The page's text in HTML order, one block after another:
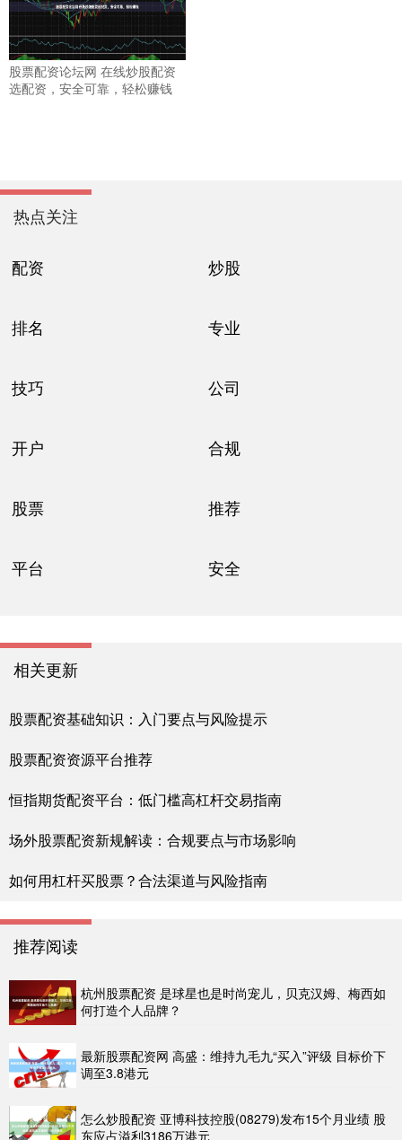
股票配资论坛网 在线炒股配资
选配资，安全可靠，轻松赚钱
热点关注
配资 炒股
排名 专业
技巧 公司
开户 合规
股票 推荐
平台 安全
相关更新
股票配资基础知识：入门要点与风险提示
股票配资资源平台推荐
恒指期货配资平台：低门槛高杠杆交易指南
场外股票配资新规解读：合规要点与市场影响
如何用杠杆买股票？合法渠道与风险指南
推荐阅读
杭州股票配资 是球星也是时尚宠儿，贝克汉姆、梅西如
何打造个人品牌？
最新股票配资网 高盛：维持九毛九“买入”评级 目标价下
调至3.8港元
怎么炒股配资 亚博科技控股(08279)发布15个月业绩 股
东应占溢利3186万港元